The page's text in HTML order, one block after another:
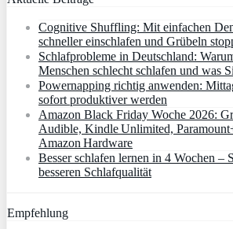
Cognitive Shuffling: Mit einfachen
schneller einschlafen und Grübeln
Schlafprobleme in Deutschland:
Menschen schlecht schlafen und was
Powernapping richtig anwenden:
sofort produktiver werden
Amazon Black Friday Woche 2026:
Audible, Kindle Unlimited,
Amazon Hardware
Besser schlafen lernen in 4 Wochen –
besseren Schlafqualität
Empfehlung